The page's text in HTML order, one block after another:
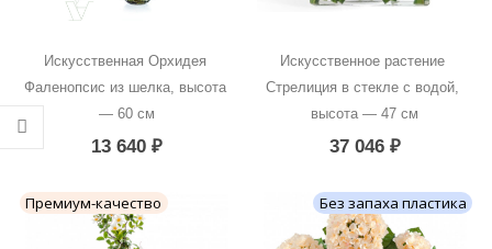
Искусственная Орхидея
Фаленопсис из шелка, высота
— 60 см
13 640₽
Искусственное растение
Стрелиция в стекле с водой,
высота — 47 см
37 046 ₽
Премиум-качество Без запаха пластика